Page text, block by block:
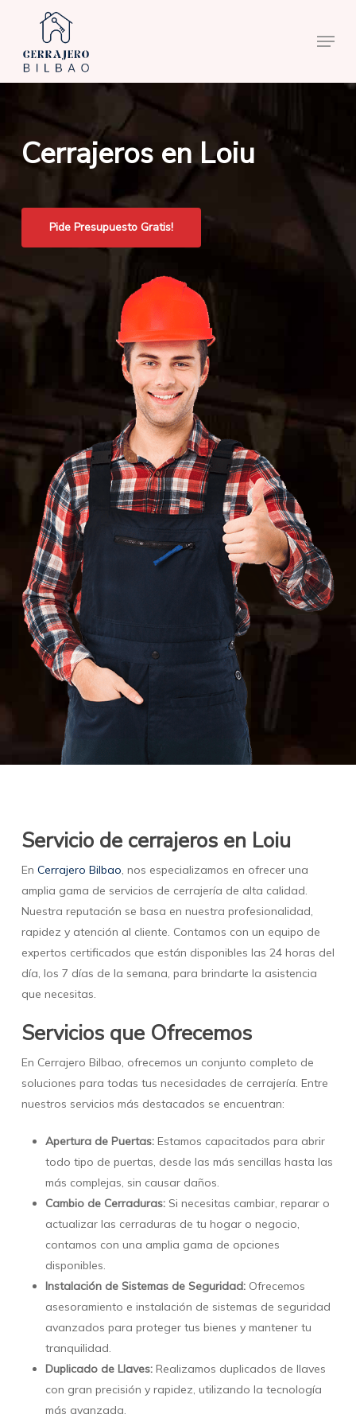
main
content
Menu
Cerrajeros en Loiu
Pide Presupuesto Gratis!
Servicio de cerrajeros en Loiu
En Cerrajero Bilbao, nos especializamos en ofrecer una
amplia gama de servicios de cerrajería de alta calidad.
Nuestra reputación se basa en nuestra profesionalidad,
rapidez y atención al cliente. Contamos con un equipo de
expertos certificados que están disponibles las 24 horas del
día, los 7 días de la semana, para brindarte la asistencia
que necesitas.
Servicios que Ofrecemos
En Cerrajero Bilbao, ofrecemos un conjunto completo de
soluciones para todas tus necesidades de cerrajería. Entre
nuestros servicios más destacados se encuentran:
Apertura de Puertas:Estamos capacitados para abrir
todo tipo de puertas, desde las más sencillas hasta las
más complejas, sin causar daños.
Cambio de Cerraduras:Si necesitas cambiar, reparar o
actualizar las cerraduras de tu hogar o negocio,
contamos con una amplia gama de opciones
disponibles.
Instalación de Sistemas de Seguridad:Ofrecemos
asesoramiento e instalación de sistemas de seguridad
avanzados para proteger tus bienes y mantener tu
tranquilidad.
Duplicado de Llaves:Realizamos duplicados de llaves
con gran precisión y rapidez, utilizando la tecnología
más avanzada.